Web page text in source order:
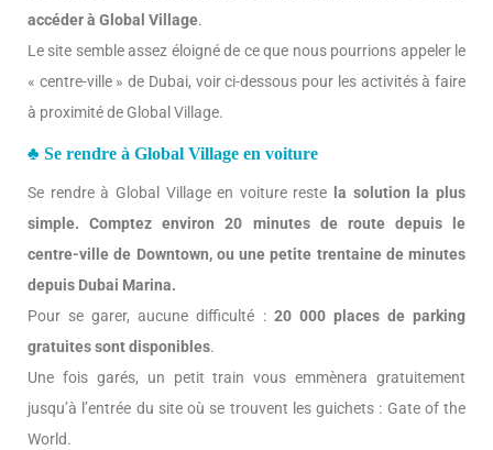
accéder à Global Village.
Le site semble assez éloigné de ce que nous pourrions appeler le
« centre-ville » de Dubai, voir ci-dessous pour les activités à faire
à proximité de Global Village.
♣ Se rendre à Global Village en voiture
Se rendre à Global Village en voiture reste la solution la plus
simple.
Comptez environ 20 minutes de route depuis le
centre-ville de Downtown, ou une petite trentaine de minutes
depuis Dubai Marina.
Pour se garer, aucune difficulté : 20 000 places de parking
gratuites sont disponibles.
Une fois garés, un petit train vous emmènera gratuitement
jusqu’à l’entrée du site où se trouvent les guichets : Gate of the
World.